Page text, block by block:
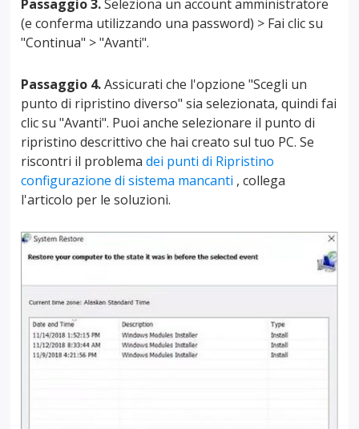
Passaggio 3.Seleziona un account amministratore
(e conferma utilizzando una password) > Fai clic su
"Continua" > "Avanti".
Passaggio 4.Assicurati che l'opzione "Scegli un
punto di ripristino diverso" sia selezionata, quindi fai
clic su "Avanti". Puoi anche selezionare il punto di
ripristino descrittivo che hai creato sul tuo PC. Se
riscontri il problemadei punti di Ripristino
configurazione di sistema mancanti , collega
l'articolo per le soluzioni.